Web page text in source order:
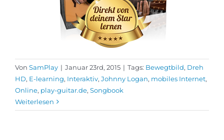
Von SamPlay | Januar 23rd, 2015 | Tags: Bewegtbild, Dreh
HD, E-learning, Interaktiv, Johnny Logan, mobiles Internet,
Online, play-guitar.de, Songbook
Weiterlesen